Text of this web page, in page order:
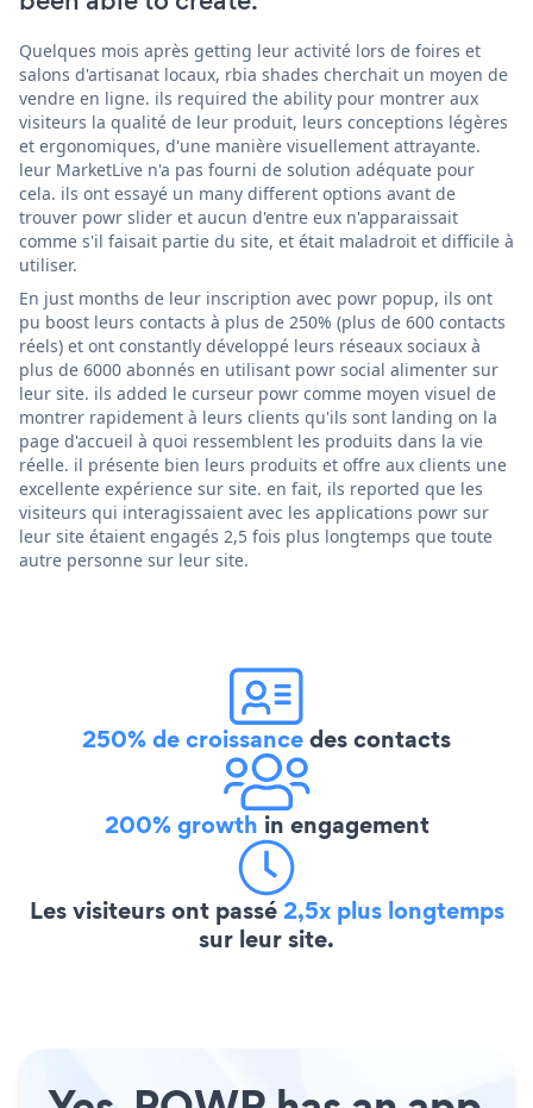
Quelques mois après getting leur activité lors de foires et
salons d'artisanat locaux, rbia shades cherchait un moyen de
vendre en ligne. ils required the ability pour montrer aux
visiteurs la qualité de leur produit, leurs conceptions légères
et ergonomiques, d'une manière visuellement attrayante.
leur MarketLive n'a pas fourni de solution adéquate pour
cela. ils ont essayé un many different options avant de
trouver powr slider et aucun d'entre eux n'apparaissait
comme s'il faisait partie du site, et était maladroit et difficile à
utiliser.
En just months de leur inscription avec powr popup, ils ont
pu boost leurs contacts à plus de 250% (plus de 600 contacts
réels) et ont constantly développé leurs réseaux sociaux à
plus de 6000 abonnés en utilisant powr social alimenter sur
leur site. ils added le curseur powr comme moyen visuel de
montrer rapidement à leurs clients qu'ils sont landing on la
page d'accueil à quoi ressemblent les produits dans la vie
réelle. il présente bien leurs produits et offre aux clients une
excellente expérience sur site. en fait, ils reported que les
visiteurs qui interagissaient avec les applications powr sur
leur site étaient engagés 2,5 fois plus longtemps que toute
autre personne sur leur site.
250% de croissancedes contacts
200% growth in engagement
Les visiteurs ont passé2,5x plus longtemps
sur leur site.